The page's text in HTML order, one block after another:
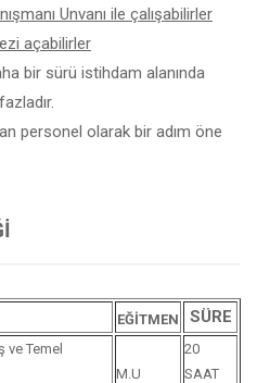
Unvanı ile çalışabilirler
açabilirler
bir sürü istihdam alanında
personel olarak bir adım öne
EĞİTMEN SÜRE
ve Temel
M.U
20
SAAT